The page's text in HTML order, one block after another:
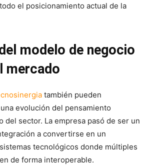
el posicionamiento actual de la
modelo de negocio
mercado
también pueden
evolución del pensamiento
del sector. La empresa pasó de ser un
a convertirse en un
tecnológicos donde múltiples
de forma interoperable.